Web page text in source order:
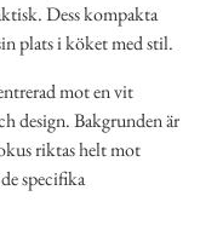
Dess kompakta
plats i köket med stil.
mot en vit
design. Bakgrunden är
riktas helt mot
specifika